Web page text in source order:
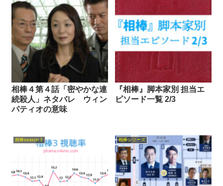
相棒４第４話「密やかな連
続殺人」ネタバレ ウィン
パティオの意味
『相棒』脚本家別 担当エ
ピソード一覧 2/3
相棒season３ 相棒シリーズ